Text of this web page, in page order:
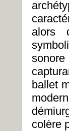
alors
ballet
colère